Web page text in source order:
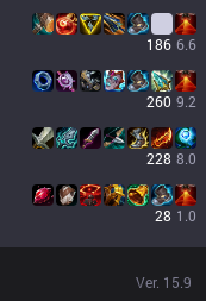
186 6.6
260 9.2
228 8.0
28 1.0
Ver. 15.9